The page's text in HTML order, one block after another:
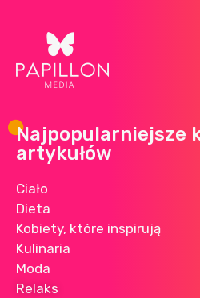
Najpopularniejsze
artykułów
Ciało
Dieta
Kobiety, które inspirują
Kulinaria
Moda
Relaks